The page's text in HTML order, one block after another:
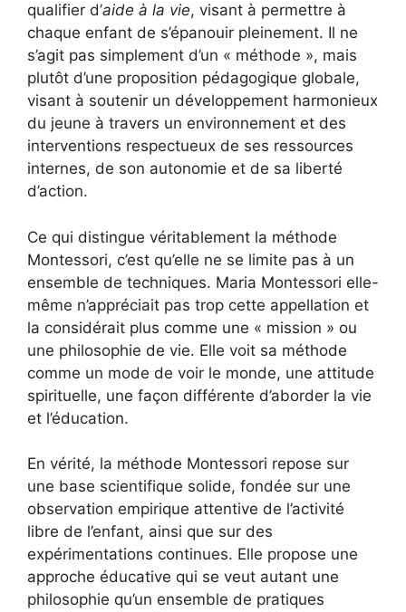
qualifier d’aide à la vie, visant à permettre à
chaque enfant de s’épanouir pleinement. Il ne
s’agit pas simplement d’un « méthode », mais
plutôt d’une proposition pédagogique globale,
visant à soutenir un développement harmonieux
du jeune à travers un environnement et des
interventions respectueux de ses ressources
internes, de son autonomie et de sa liberté
d’action.
Ce qui distingue véritablement la méthode
Montessori, c’est qu’elle ne se limite pas à un
ensemble de techniques. Maria Montessori elle-
même n’appréciait pas trop cette appellation et
la considérait plus comme une « mission » ou
une philosophie de vie. Elle voit sa méthode
comme un mode de voir le monde, une attitude
spirituelle, une façon différente d’aborder la vie
et l’éducation.
En vérité, la méthode Montessori repose sur
une base scientifique solide, fondée sur une
observation empirique attentive de l’activité
libre de l’enfant, ainsi que sur des
expérimentations continues. Elle propose une
approche éducative qui se veut autant une
philosophie qu’un ensemble de pratiques